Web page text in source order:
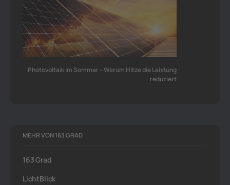
Photovoltaik im Sommer – Warum Hitze die Leistung
reduziert
MEHR VON 163 GRAD
163 Grad
LichtBlick